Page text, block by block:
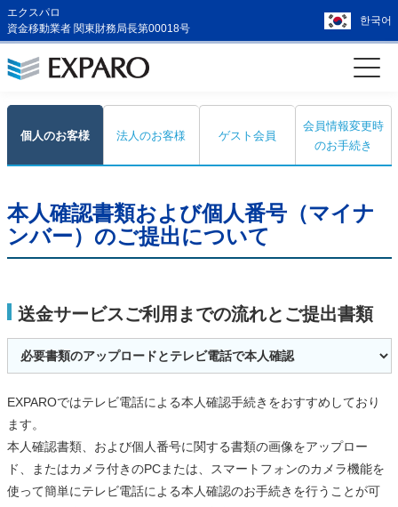
エクスパロ
資金移動業者 関東財務局長第00018号
한국어
個人のお客様 法人のお客様 ゲスト会員
会員情報変更時
のお手続き
本人確認書類および個人番号（マイナ
ンバー）のご提出について
送金サービスご利用までの流れとご提出書類
EXPAROではテレビ電話による本人確認手続きをおすすめしており
ます。
本人確認書類、および個人番号に関する書類の画像をアップロー
ド、またはカメラ付きのPCまたは、スマートフォンのカメラ機能を
使って簡単にテレビ電話による本人確認のお手続きを行うことが可